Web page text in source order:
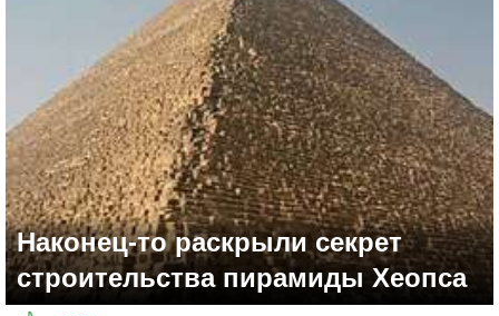
Наконец-то раскрыли секрет
строительства пирамиды Хеопса